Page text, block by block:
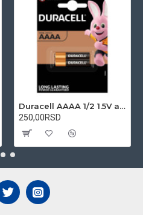
Duracell AAAA 1/2 1.5V alkalna baterija
250,00RSD